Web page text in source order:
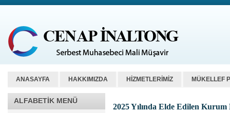
ANASAYFA HAKKIMIZDA HİZMETLERİMİZ MÜKELLEF
ALFABETİK MENÜ
2025 Yılında Elde Edilen